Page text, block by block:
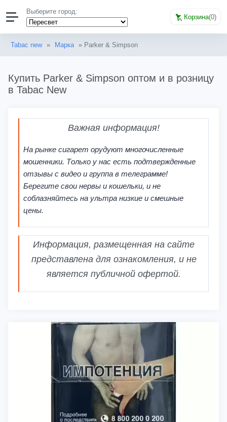
Выберите город:
Корзина(0)
Tabac new » Марка » Parker & Simpson
Купить Parker & Simpson оптом и в розницу
в Tabac New
Важная информация!
На рынке сигарет орудуют многочисленные
мошенники. Только у нас есть подтвержденные
отзывы с видео и группа в телеграмме!
Берегите свои нервы и кошельки, и не
соблазняйтесь на ультра низкие и смешные
цены.
Информация, размещенная на сайте
представлена для ознакомления, и не
является публичной офертой.